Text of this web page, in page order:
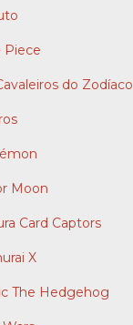
Piece
do Zodíaco
Moon
Card Captors
X
The Hedgehog